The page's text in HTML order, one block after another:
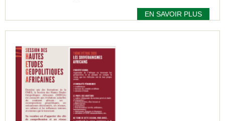
EN SAVOIR PLUS